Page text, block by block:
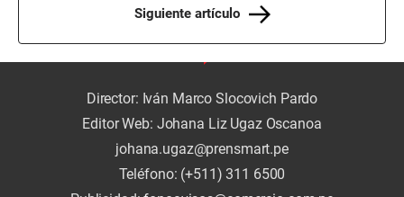
Siguiente artículo
Director: Iván Marco Slocovich Pardo
Editor Web: Johana Liz Ugaz Oscanoa
johana.ugaz@prensmart.pe
Teléfono: (+511) 311 6500